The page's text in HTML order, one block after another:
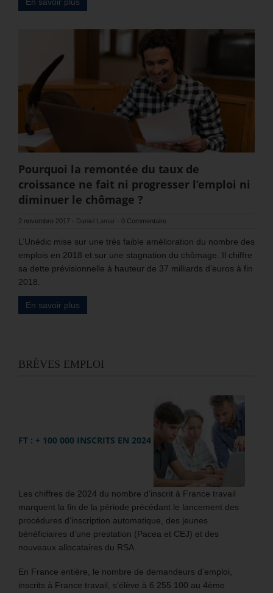
Pourquoi la remontée du taux de
croissance ne fait ni progresser l’emploi ni
diminuer le chômage ?
2 novembre 2017 - Daniel Lamar - 0 Commentaire
L’Unédic mise sur une très faible amélioration du nombre des
emplois en 2018 et sur une stagnation du chômage. Il chiffre
sa dette prévisionnelle à hauteur de 37 milliards d’euros à fin
2018.
En savoir plus
BRÈVES EMPLOI
FT : + 100 000 INSCRITS EN 2024
Les chiffres de 2024 du nombre d’inscrit à France travail
marquent la fin de la période précédant le lancement des
procédures d’inscription automatique, des jeunes
bénéficiaires d’une prestation (Pacea et CEJ) et des
nouveaux allocataires du RSA.
En France entière, le nombre de demandeurs d’emploi,
inscrits à France travail, s’élève à 6 255 100 au 4ème